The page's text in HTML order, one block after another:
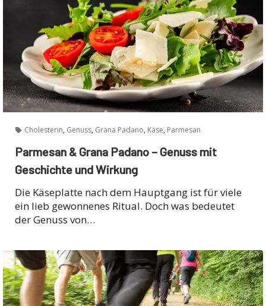
Cholesterin, Genuss, Grana Padano, Käse, Parmesan
Parmesan & Grana Padano – Genuss mit
Geschichte und Wirkung
Die Käseplatte nach dem Hauptgang ist für viele
ein lieb gewonnenes Ritual. Doch was bedeutet
der Genuss von…